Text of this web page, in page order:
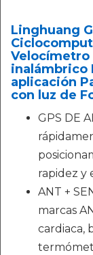
Linghuang
inalámbrico
aplicación
con luz de
GPS DE
rapidez y
ANT +
marcas
cardiaca,